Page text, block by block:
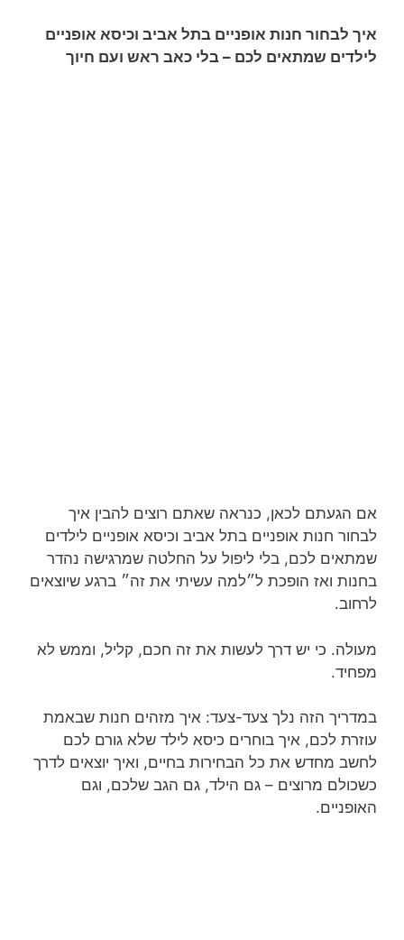
איך לבחור חנות אופניים בתל אביב וכיסא אופניים
לילדים שמתאים לכם – בלי כאב ראש ועם חיוך
אם הגעתם לכאן, כנראה שאתם רוצים להבין איך
לבחור חנות אופניים בתל אביב וכיסא אופניים לילדים
שמתאים לכם, בלי ליפול על החלטה שמרגישה נהדר
בחנות ואז הופכת ל״למה עשיתי את זה״ ברגע שיוצאים
לרחוב.
מעולה. כי יש דרך לעשות את זה חכם, קליל, וממש לא
מפחיד.
במדריך הזה נלך צעד-צעד: איך מזהים חנות שבאמת
עוזרת לכם, איך בוחרים כיסא לילד שלא גורם לכם
לחשב מחדש את כל הבחירות בחיים, ואיך יוצאים לדרך
כשכולם מרוצים – גם הילד, גם הגב שלכם, וגם
האופניים.